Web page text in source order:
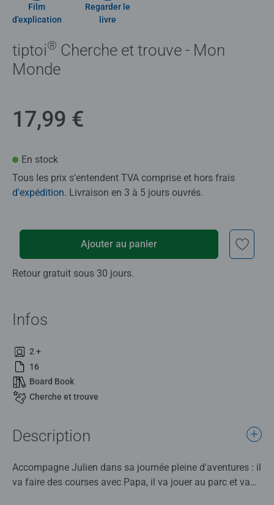
Film
d'explication
Regarder le
livre
tiptoi® Cherche et trouve - Mon
Monde
17,99 €
En stock
Tous les prix s'entendent TVA comprise et hors frais
d'expédition. Livraison en 3 à 5 jours ouvrés.
Ajouter au panier
Retour gratuit sous 30 jours.
Infos
2 +
16
Board Book
Cherche et trouve
Description
Accompagne Julien dans sa journée pleine d'aventures : il
va faire des courses avec Papa, il va jouer au parc et va